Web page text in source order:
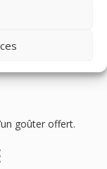
goûter offert.